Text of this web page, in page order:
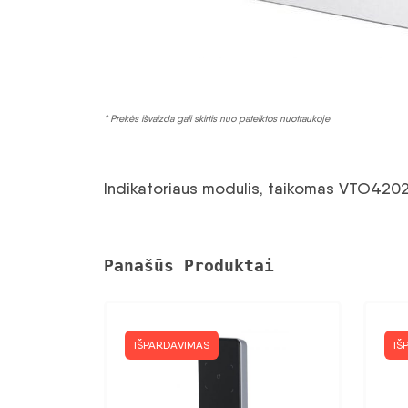
* Prekės išvaizda gali skirtis nuo pateiktos nuotraukoje
Indikatoriaus modulis, taikomas
Panašūs Produktai
IŠPARDAVIMAS